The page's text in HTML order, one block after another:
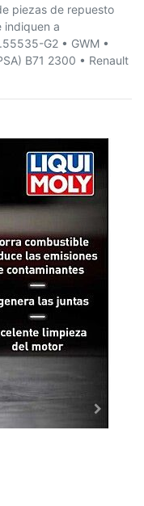
piezas de repuesto
indiquen a
G2 • GWM •
B71 2300 • Renault